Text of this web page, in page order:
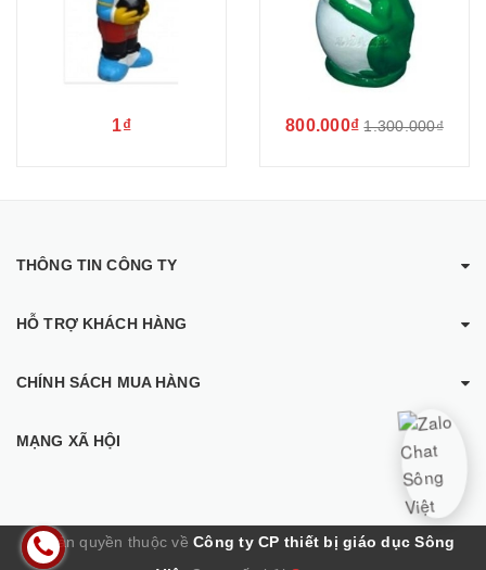
1₫ 800.000₫ 1.300.000₫
THÔNG TIN CÔNG TY
HỖ TRỢ KHÁCH HÀNG
CHÍNH SÁCH MUA HÀNG
MẠNG XÃ HỘI
© Bản quyền thuộc về Công ty CP thiết bị giáo dục Sông